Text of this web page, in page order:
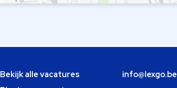
Bekijk alle vacatures
info@lexgo.be